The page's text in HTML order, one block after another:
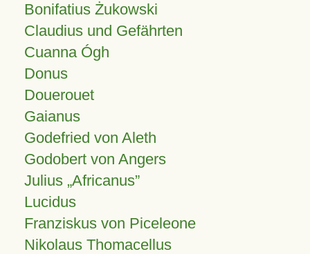
Bonifatius Żukowski
Claudius und Gefährten
Cuanna Ógh
Donus
Douerouet
Gaianus
Godefried von Aleth
Godobert von Angers
Julius Africanus
Lucidus
Franziskus von Piceleone
Nikolaus Thomacellus